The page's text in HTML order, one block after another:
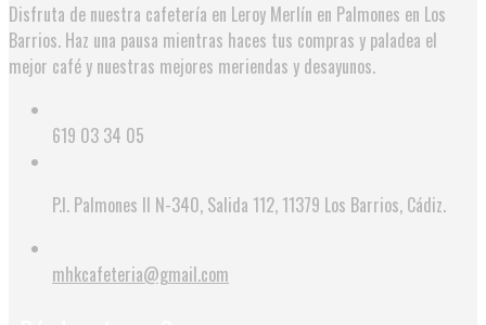
Disfruta de nuestra cafetería en Leroy Merlín en Palmones en Los
Barrios. Haz una pausa mientras haces tus compras y paladea el
mejor café y nuestras mejores meriendas y desayunos.
619 03 34 05
P.I. Palmones II N-340, Salida 112, 11379 Los Barrios, Cádiz.
mhkcafeteria@gmail.com